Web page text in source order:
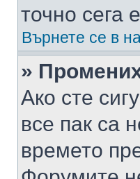
точно сега
Върнете се в
»
Ако сте
все пак са
времето